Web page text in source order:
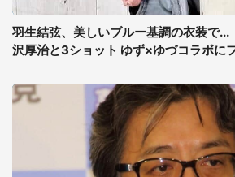
羽生結弦、美しいブルー基調の衣装で...
沢厚治と3ショット ゆず×ゆづコラボに